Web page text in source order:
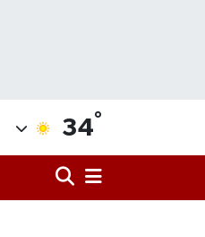
34°